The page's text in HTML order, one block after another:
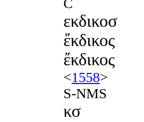
C
εκδικοσ
ἔκδικος
ἔκδικος
<1558>
S-NMS
κσ